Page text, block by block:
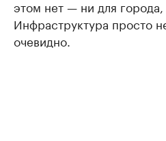
этом нет — ни для города,
Инфраструктура просто
очевидно.